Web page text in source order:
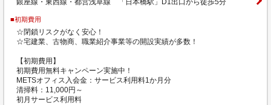
銀座線・東西線・都営浅草線 「日本橋駅」D1出口から徒歩5分
■初期費用
☆閉鎖リスクがなく安心！
☆宅建業、古物商、職業紹介事業等の開設実績が多数！
【初期費用】
初期費用無料キャンペーン実施中！
METSオフィス入会金：サービス利用料1か月分
清掃料：11,000円～
初月サービス利用料